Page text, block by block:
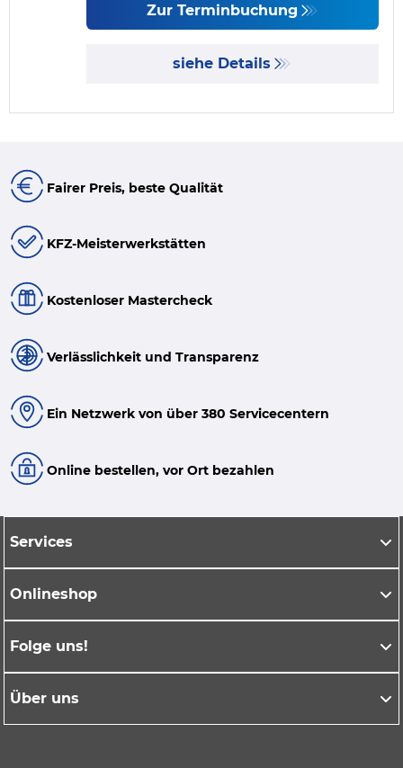
Zur Terminbuchung
siehe Details
Fairer Preis, beste Qualität
KFZ-Meisterwerkstätten
Kostenloser Mastercheck
Verlässlichkeit und Transparenz
Ein Netzwerk von über 380 Servicecentern
Online bestellen, vor Ort bezahlen
Services
Onlineshop
Folge uns!
Über uns